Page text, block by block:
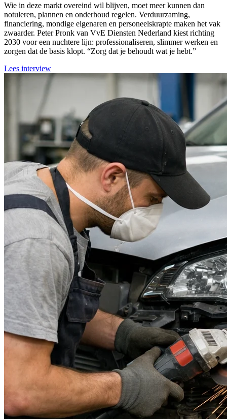
Wie in deze markt overeind wil blijven, moet meer kunnen dan
notuleren, plannen en onderhoud regelen. Verduurzaming,
financiering, mondige eigenaren en personeelskrapte maken het vak
zwaarder. Peter Pronk van VvE Diensten Nederland kiest richting
2030 voor een nuchtere lijn: professionaliseren, slimmer werken en
zorgen dat de basis klopt. “Zorg dat je behoudt wat je hebt.”
Lees interview